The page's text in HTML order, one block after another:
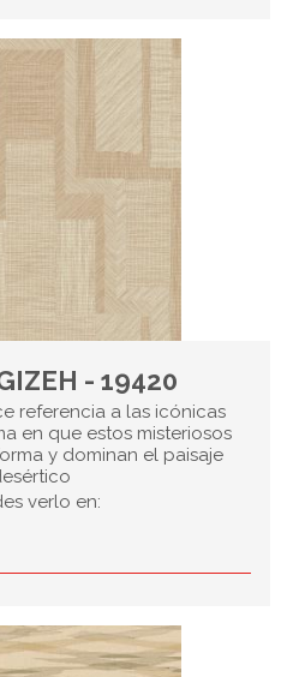
- 19420
referencia a las icónicas
en que estos misteriosos
y dominan el paisaje
verlo en: